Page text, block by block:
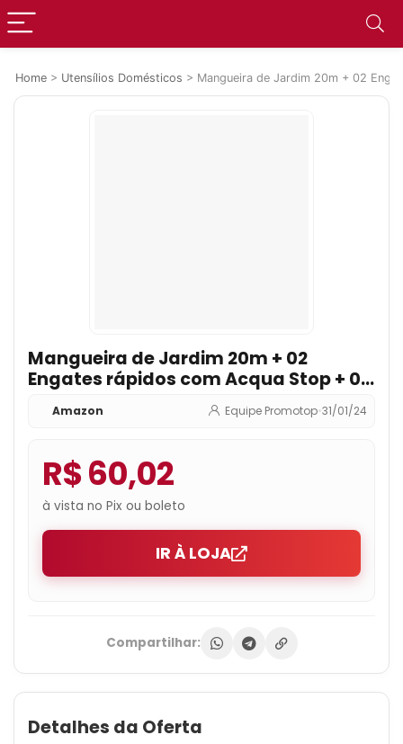
Home > Utensílios Domésticos > Mangueira de Jardim 20m + 02
Mangueira de Jardim 20m + 02
Engates rápidos com Acqua Stop + 01
Esguicho + 01 Conector
Amazon Equipe Promotop•31/01/24
R$ 60,02
à vista no Pix ou boleto
IR À LOJA
Compartilhar:
Detalhes da Oferta